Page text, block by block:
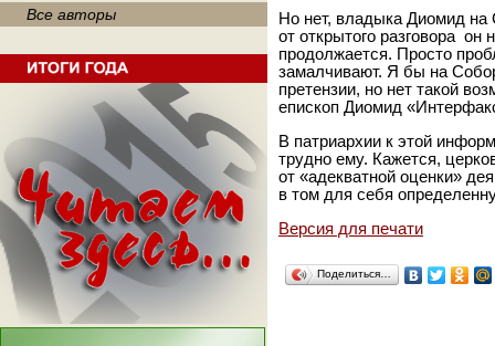
Все авторы
Но нет, владыка Диомид на
от открытого разговора
продолжается. Просто
замалчивают. Я бы на
претензии, но нет такой
епископ Диомид
В патриархии к этой
трудно ему. Кажется,
от «адекватной оценки»
в том для себя
Версия для печати
Поделиться…